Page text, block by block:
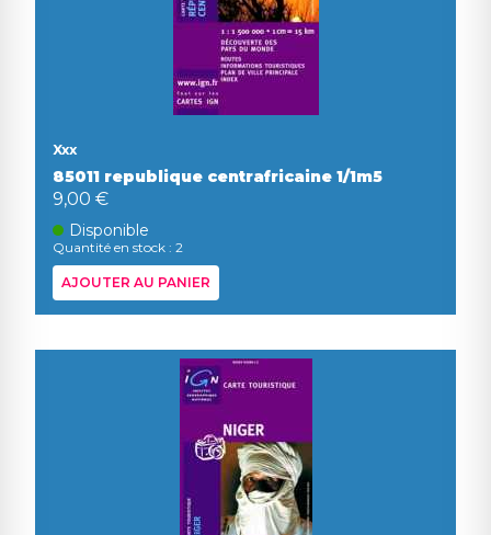
Xxx
85011 republique centrafricaine 1/1m5
9,00 €
Disponible
Quantité en stock : 2
AJOUTER AU PANIER